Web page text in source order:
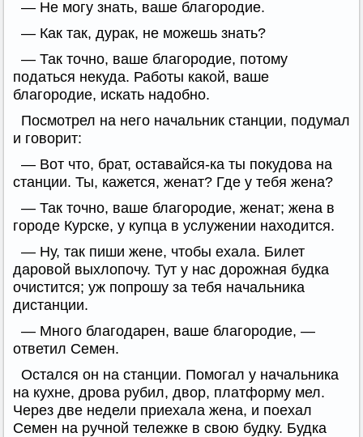
— Не могу знать, ваше благородие.
— Как так, дурак, не можешь знать?
— Так точно, ваше благородие, потому
податься некуда. Работы какой, ваше
благородие, искать надобно.
Посмотрел на него начальник станции, подумал
и говорит:
— Вот что, брат, оставайся-ка ты покудова на
станции. Ты, кажется, женат? Где у тебя жена?
— Так точно, ваше благородие, женат; жена в
городе Курске, у купца в услужении находится.
— Ну, так пиши жене, чтобы ехала. Билет
даровой выхлопочу. Тут у нас дорожная будка
очистится; уж попрошу за тебя начальника
дистанции.
— Много благодарен, ваше благородие, —
ответил Семен.
Остался он на станции. Помогал у начальника
на кухне, дрова рубил, двор, платформу мел.
Через две недели приехала жена, и поехал
Семен на ручной тележке в свою будку. Будка